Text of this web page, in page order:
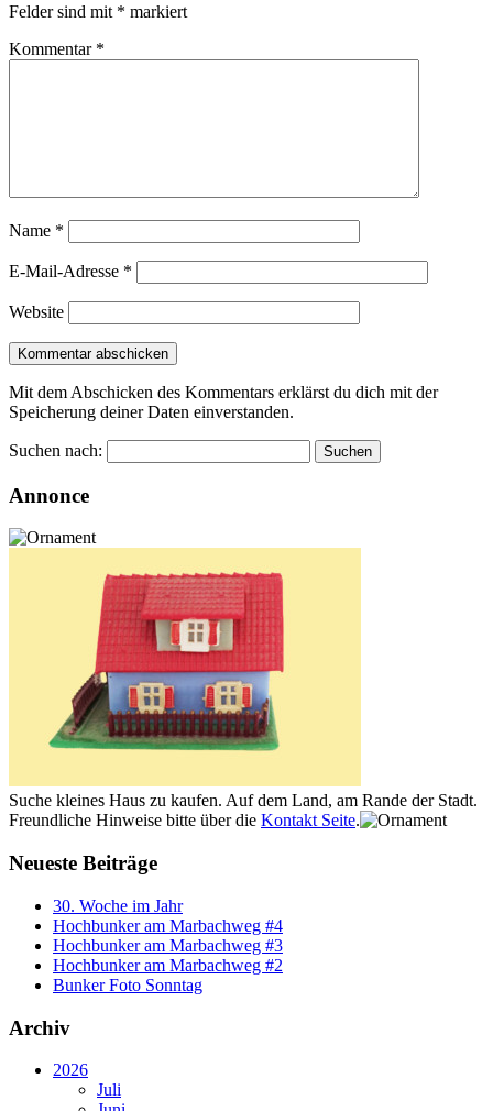
Felder sind mit * markiert
Kommentar *
Name *
E-Mail-Adresse *
Website
Mit dem Abschicken des Kommentars erklärst du dich mit der
Speicherung deiner Daten einverstanden.
Suchen nach:
Annonce
Suche kleines Haus zu kaufen. Auf dem Land, am Rande der Stadt.
Freundliche Hinweise bitte über die Kontakt Seite.
Neueste Beiträge
30. Woche im Jahr
Hochbunker am Marbachweg #4
Hochbunker am Marbachweg #3
Hochbunker am Marbachweg #2
Bunker Foto Sonntag
Archiv
2026
Juli